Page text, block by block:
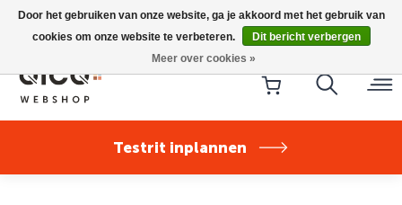
Riese & Müller Nevo5 Silent Core nu direct uit voorraad
leverbaar!
Testrit inplannen
Door het gebruiken van onze website, ga je akkoord met het gebruik van
cookies om onze website te verbeteren.
Dit bericht verbergen
Meer over cookies »